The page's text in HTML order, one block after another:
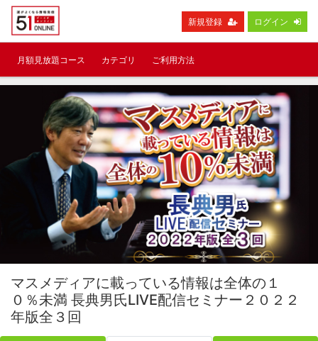
新規登録 ログイン
月額見放題コース カテゴリ ご利用方法
マスメディアに載っている情報は全体の１
０％未満 長典男氏LIVE配信セミナー２０２２
年版全３回